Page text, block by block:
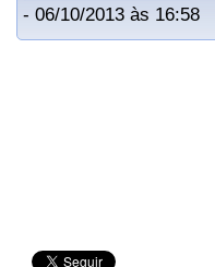
- 06/10/2013 às 16:58